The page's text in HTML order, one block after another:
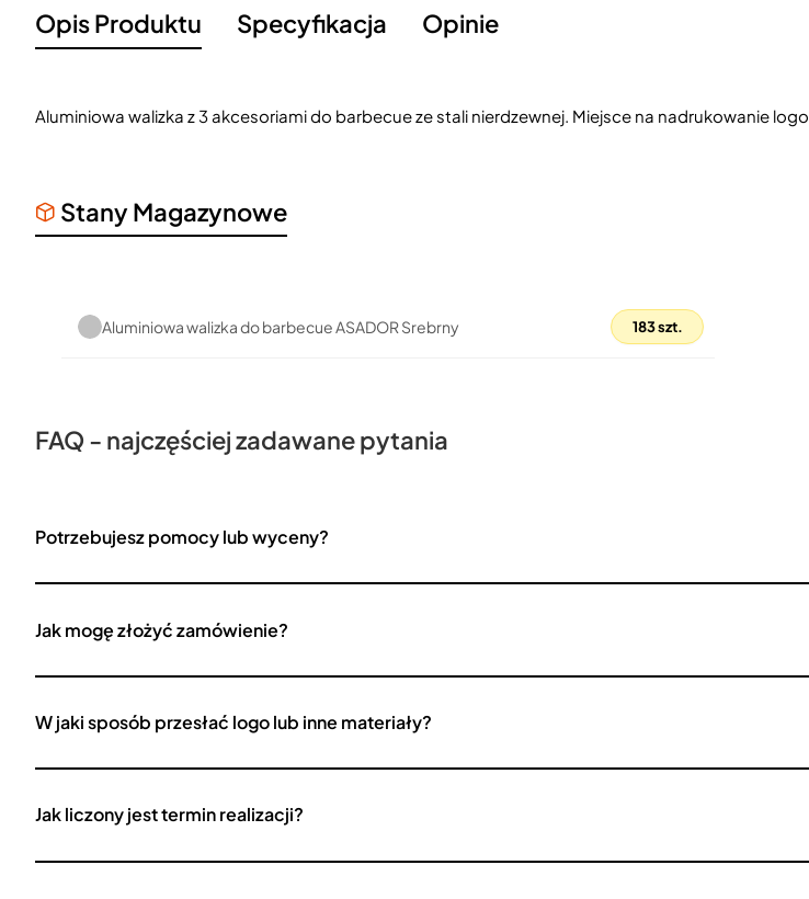
Opis Produktu Specyfikacja Opinie
Aluminiowa walizka z 3 akcesoriami do barbecue ze stali nierdzewnej. Miejsce na nadrukowanie logo.
Stany Magazynowe
Aluminiowa walizka do barbecue ASADOR Srebrny 183 szt.
FAQ - najczęściej zadawane pytania
Potrzebujesz pomocy lub wyceny?
Jak mogę złożyć zamówienie?
W jaki sposób przesłać logo lub inne materiały?
Jak liczony jest termin realizacji?